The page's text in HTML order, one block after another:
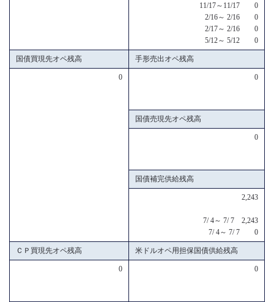
11/17～11/17 0
2/16～ 2/16 0
2/17～ 2/16 0
5/12～ 5/12 0
国債買現先オペ残高 手形売出オペ残高
0 0
国債売現先オペ残高
0
国債補完供給残高
2,243
7/ 4～ 7/ 7 2,243
7/ 4～ 7/ 7 0
ＣＰ買現先オペ残高 米ドルオペ用担保国債供給残高
0 0